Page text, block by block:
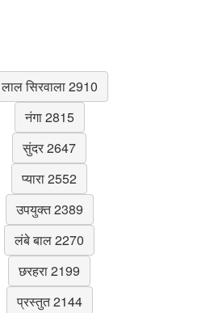
लाल सिरवाला 2910
नंगा 2815
सुंदर 2647
प्यारा 2552
उपयुक्त 2389
लंबे बाल 2270
छरहरा 2199
प्रस्तुत 2144